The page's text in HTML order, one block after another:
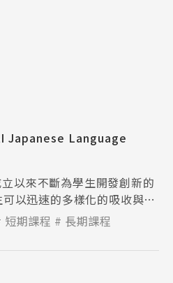
Japanese Language
以來不斷為學生開發創新的
以迅速的多樣化的吸收與學
的認證。
短期課程 長期課程